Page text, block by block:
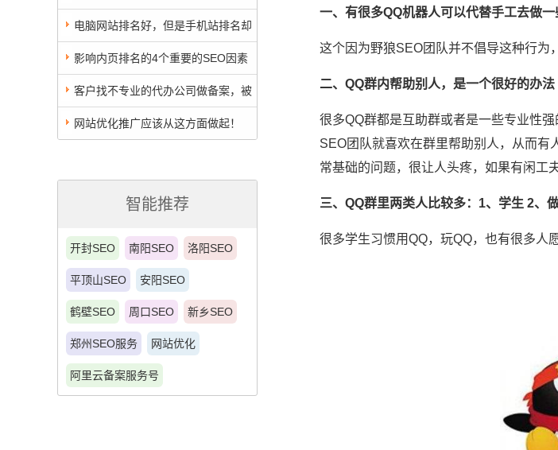
电脑网站排名好，但是手机站排名却
不行，原因在这里
影响内页排名的4个重要的SEO因素
客户找不专业的代办公司做备案，被
练手了！最终我们帮他办成
网站优化推广应该从这方面做起！
智能推荐
开封SEO 南阳SEO 洛阳SEO
平顶山SEO 安阳SEO
鹤壁SEO 周口SEO 新乡SEO
郑州SEO服务 网站优化
阿里云备案服务号
一、有很多QQ机器人可以代替手工去做
这个因为野狼SEO团队并不倡导这种行为
二、QQ群内帮助别人，是一个很好的办法
很多QQ群都是互助群或者是一些专业性
SEO团队就喜欢在群里帮助别人，从而
常基础的问题，很让人头疼，如果有闲工
三、QQ群里两类人比较多：1、学生 2、
很多学生习惯用QQ，玩QQ，也有很多人